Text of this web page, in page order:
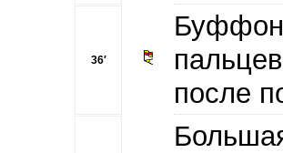
36′
Буффон
после